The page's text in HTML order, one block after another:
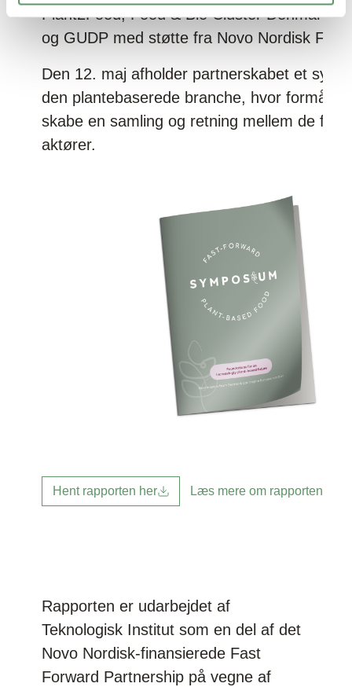
Plant2Food, Food & Bio Cluster Denmark,
og GUDP med støtte fra Novo Nordisk
Den 12. maj afholder partnerskabet et
den plantebaserede branche, hvor formålet
skabe en samling og retning mellem de
aktører.
Hent rapporten her Læs mere om rapporten
Rapporten er udarbejdet af
Teknologisk Institut som en del af det
Novo Nordisk-finansierede Fast
Forward Partnership på vegne af